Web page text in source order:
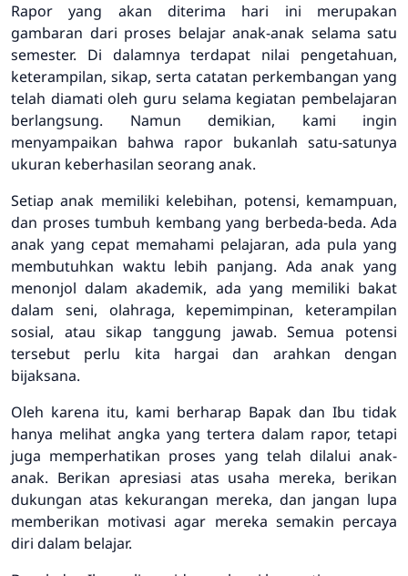
Rapor yang akan diterima hari ini merupakan
gambaran dari proses belajar anak-anak selama satu
semester. Di dalamnya terdapat nilai pengetahuan,
keterampilan, sikap, serta catatan perkembangan yang
telah diamati oleh guru selama kegiatan pembelajaran
berlangsung. Namun demikian, kami ingin
menyampaikan bahwa rapor bukanlah satu-satunya
ukuran keberhasilan seorang anak.
Setiap anak memiliki kelebihan, potensi, kemampuan,
dan proses tumbuh kembang yang berbeda-beda. Ada
anak yang cepat memahami pelajaran, ada pula yang
membutuhkan waktu lebih panjang. Ada anak yang
menonjol dalam akademik, ada yang memiliki bakat
dalam seni, olahraga, kepemimpinan, keterampilan
sosial, atau sikap tanggung jawab. Semua potensi
tersebut perlu kita hargai dan arahkan dengan
bijaksana.
Oleh karena itu, kami berharap Bapak dan Ibu tidak
hanya melihat angka yang tertera dalam rapor, tetapi
juga memperhatikan proses yang telah dilalui anak-
anak. Berikan apresiasi atas usaha mereka, berikan
dukungan atas kekurangan mereka, dan jangan lupa
memberikan motivasi agar mereka semakin percaya
diri dalam belajar.